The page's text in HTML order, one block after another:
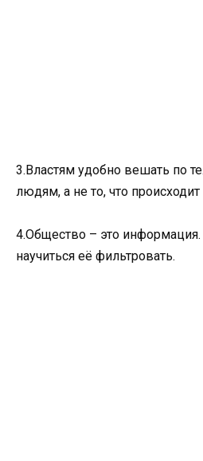
3.Властям удобно вешать по
людям, а не то, что
4.Общество – это
научиться её фильтровать.